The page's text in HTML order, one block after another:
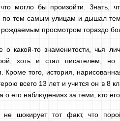
могло бы произойти. Знать,
по тем самым улицам и дышал
просмотром гораздо
какой-то знаменитости, чья
хоть и стал писателем, но
Кроме того, история,
всего 13 лет и учится он в 8
его наблюдениях за теми, кто его
не шокирует тот факт, что